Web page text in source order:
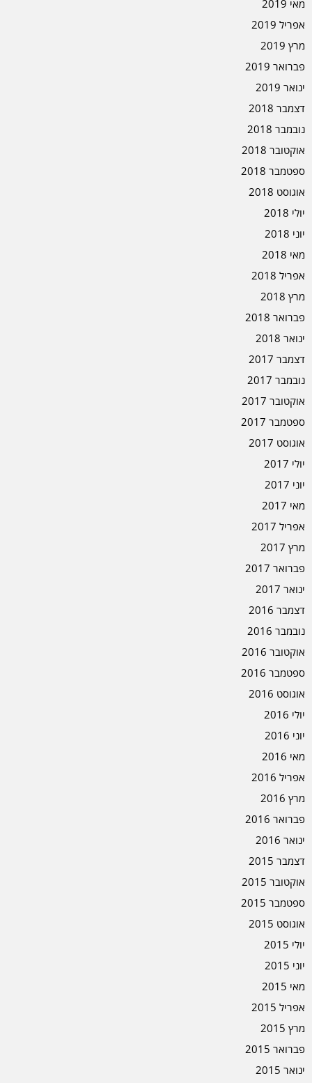
מאי 2019
אפריל 2019
מרץ 2019
פברואר 2019
ינואר 2019
דצמבר 2018
נובמבר 2018
אוקטובר 2018
ספטמבר 2018
אוגוסט 2018
יולי 2018
יוני 2018
מאי 2018
אפריל 2018
מרץ 2018
פברואר 2018
ינואר 2018
דצמבר 2017
נובמבר 2017
אוקטובר 2017
ספטמבר 2017
אוגוסט 2017
יולי 2017
יוני 2017
מאי 2017
אפריל 2017
מרץ 2017
פברואר 2017
ינואר 2017
דצמבר 2016
נובמבר 2016
אוקטובר 2016
ספטמבר 2016
אוגוסט 2016
יולי 2016
יוני 2016
מאי 2016
אפריל 2016
מרץ 2016
פברואר 2016
ינואר 2016
דצמבר 2015
אוקטובר 2015
ספטמבר 2015
אוגוסט 2015
יולי 2015
יוני 2015
מאי 2015
אפריל 2015
מרץ 2015
פברואר 2015
ינואר 2015